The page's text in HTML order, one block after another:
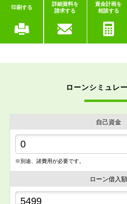
印刷する
詳細資料を
請求する
資金計画を
相談する
ローンシミュレ
自己資金
※別途、諸費用が必要です。
ローン借入額